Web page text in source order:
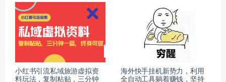
小红书引流私域旅游虚拟资
料玩法，复制粘贴，三分钟
海外快手挂机新势力，利用
全自动工具躺着赚钱，坚持